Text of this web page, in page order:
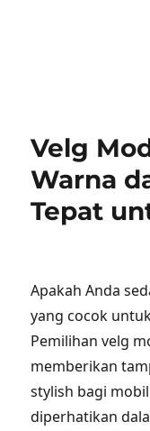
Velg
Warna
Tepat
Apakah Anda
yang cocok
Pemilihan velg
memberikan
stylish bagi
diperhatikan